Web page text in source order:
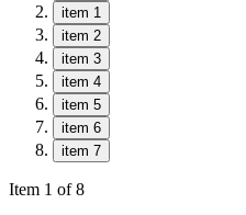
item 1
item 2
item 3
item 4
item 5
item 6
item 7
Item 1 of 8